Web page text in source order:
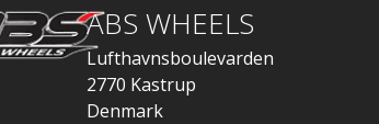
ABS WHEELS
Lufthavnsboulevarden
2770 Kastrup
Denmark